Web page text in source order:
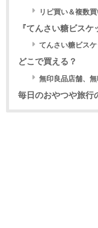
リピ買い＆複数
『てんさい糖ビス
てんさい糖ビス
どこで買える？
無印良品店舗、
毎日のおやつや旅行